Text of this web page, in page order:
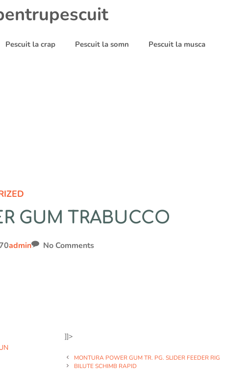
Pescuit la crap Pescuit la somn Pescuit la musca
GUM TRABUCCO
admin No Comments
]]>
MONTURA POWER GUM TR. PG. SLIDER FEEDER RIG
BILUTE SCHIMB RAPID